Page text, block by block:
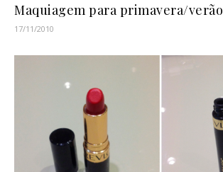
Maquiagem para primavera/verão
17/11/2010